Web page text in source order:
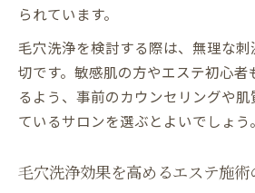
られています。
毛穴洗浄を検討する際は、無理な
切です。敏感肌の方やエステ初心
るよう、事前のカウンセリングや
ているサロンを選ぶとよいでしょう。
毛穴洗浄効果を高めるエステ施術